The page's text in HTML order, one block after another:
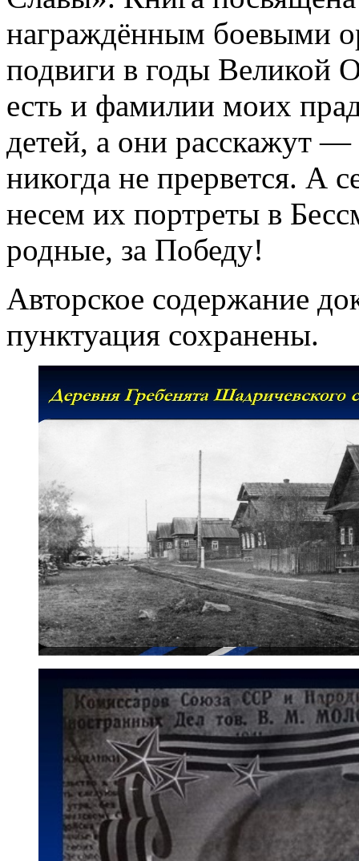
награждённым боевыми
подвиги в годы Великой
есть и фамилии моих
детей, а они расскажут
никогда не прервется. А
несем их портреты в
родные, за Победу!
Авторское содержание
пунктуация сохранены.